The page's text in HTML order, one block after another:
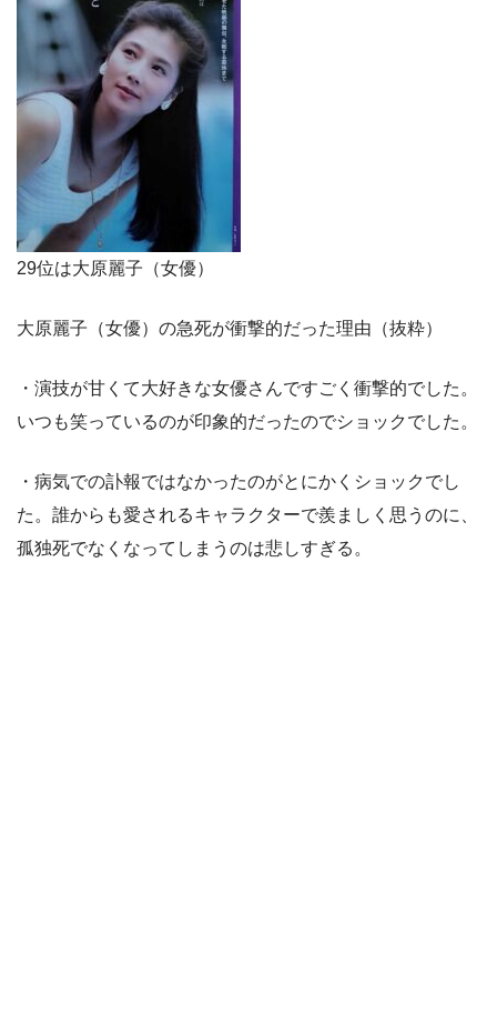
29位は大原麗子（女優）
大原麗子（女優）の急死が衝撃的だった理由（抜粋）
・演技が甘くて大好きな女優さんですごく衝撃的でした。
いつも笑っているのが印象的だったのでショックでした。
・病気での訃報ではなかったのがとにかくショックでし
た。誰からも愛されるキャラクターで羨ましく思うのに、
孤独死でなくなってしまうのは悲しすぎる。